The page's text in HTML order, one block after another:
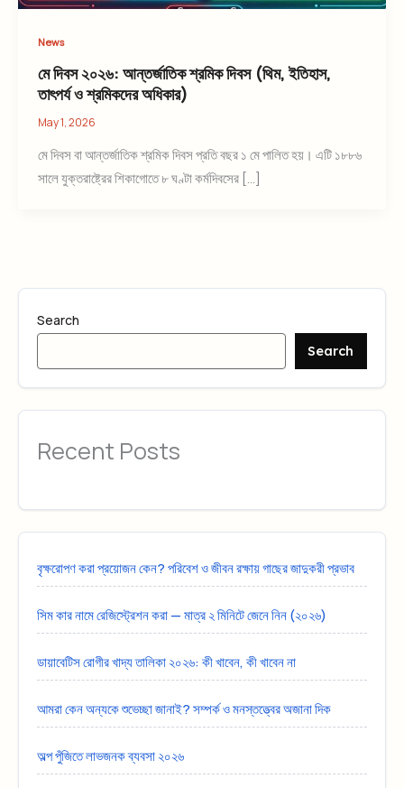
News
মে দিবস ২০২৬: আন্তর্জাতিক শ্রমিক দিবস (থিম, ইতিহাস,
তাৎপর্য ও শ্রমিকদের অধিকার)
May 1, 2026
মে দিবস বা আন্তর্জাতিক শ্রমিক দিবস প্রতি বছর ১ মে পালিত হয়। এটি ১৮৮৬
সালে যুক্তরাষ্ট্রের শিকাগোতে ৮ ঘণ্টা কর্মদিবসের […]
Search
Search
Recent Posts
বৃক্ষরোপণ করা প্রয়োজন কেন? পরিবেশ ও জীবন রক্ষায় গাছের জাদুকরী প্রভাব
সিম কার নামে রেজিস্ট্রেশন করা — মাত্র ২ মিনিটে জেনে নিন (২০২৬)
ডায়াবেটিস রোগীর খাদ্য তালিকা ২০২৬: কী খাবেন, কী খাবেন না
আমরা কেন অন্যকে শুভেচ্ছা জানাই? সম্পর্ক ও মনস্তত্ত্বের অজানা দিক
অল্প পুঁজিতে লাভজনক ব্যবসা ২০২৬